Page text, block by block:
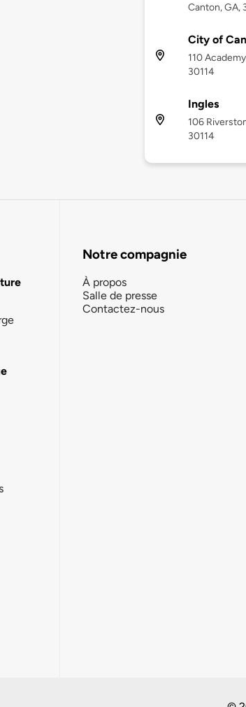
Canton, GA,
City of
110
30114
Ingles
106
30114
Notre compagnie
À propos
Salle de presse
Contactez-nous